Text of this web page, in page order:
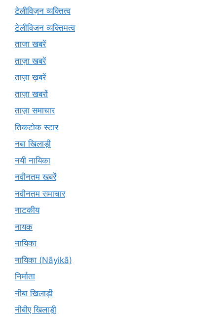
टेलीविज़न व्यक्तित्व
टेलीविजन व्यक्तिमत्व
ताजा खबरें
ताज़ा खबरें
ताज़ा ख़बरें
ताज़ा खबरों
ताज़ा समाचार
तिकटोक स्टार
नबा खिलाड़ी
नयी नायिका
नवीनतम खबरें
नवीनतम समाचार
नाटकीय
नायक
नायिका
नायिका (Nāyikā)
निर्माता
नीबा खिलाड़ी
नीबीए खिलाड़ी